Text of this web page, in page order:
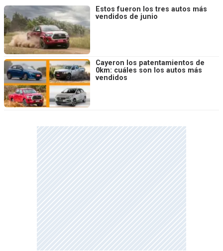
Estos fueron los tres autos más
vendidos de junio
Cayeron los patentamientos de
0km: cuáles son los autos más
vendidos